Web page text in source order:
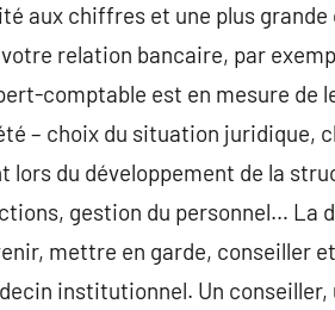
aux chiffres et une plus
relation bancaire, par
comptable est en mesure de
– choix du situation juridique,
lors du développement de la
gestion du personnel… La
mettre en garde, conseiller
institutionnel. Un